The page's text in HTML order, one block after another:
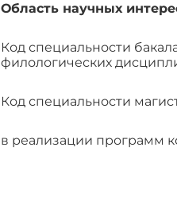
Область научных
Код специальности
филологических
Код специальности
в реализации программ